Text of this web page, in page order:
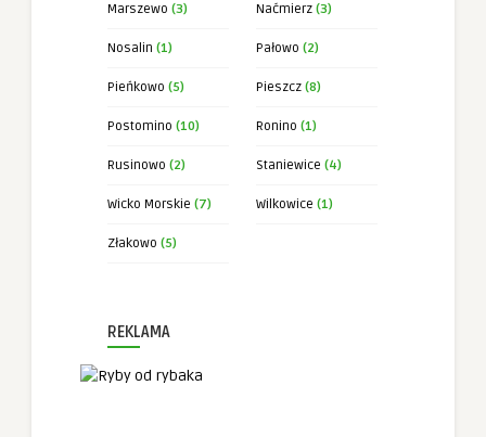
Marszewo (3) Naćmierz (3)
Nosalin (1) Pałowo (2)
Pieńkowo (5) Pieszcz (8)
Postomino (10) Ronino (1)
Rusinowo (2) Staniewice (4)
Wicko Morskie (7) Wilkowice (1)
Złakowo (5)
REKLAMA